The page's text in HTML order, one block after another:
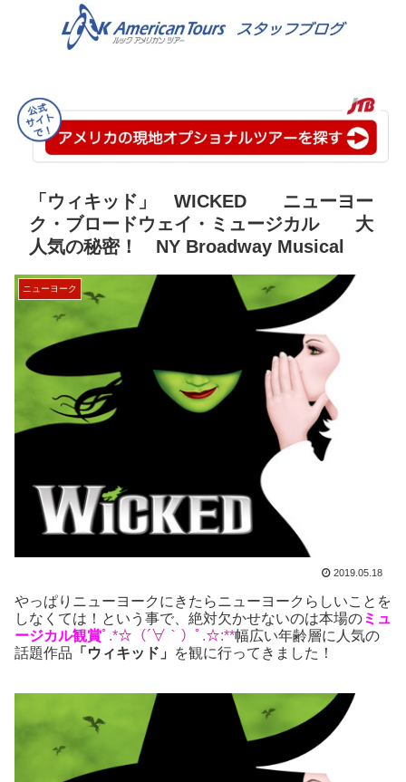
「ウィキッド」 WICKED ニューヨー
ク・ブロードウェイ・ミュージカル 大
人気の秘密！ NY Broadway Musical
ニューヨーク
2019.05.18
やっぱりニューヨークにきたらニューヨークらしいことを
しなくては！という事で、絶対欠かせないのは本場のミュ
ージカル観賞ﾟ.*☆（´∀｀）ﾟ.☆:**幅広い年齢層に人気の
話題作品 「ウィキッド」 を観に行ってきました！